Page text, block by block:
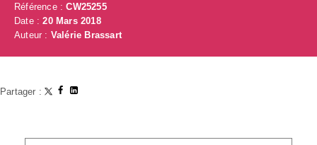
Référence :CW25255
Date :20 Mars 2018
Auteur : Valérie Brassart
Partager :